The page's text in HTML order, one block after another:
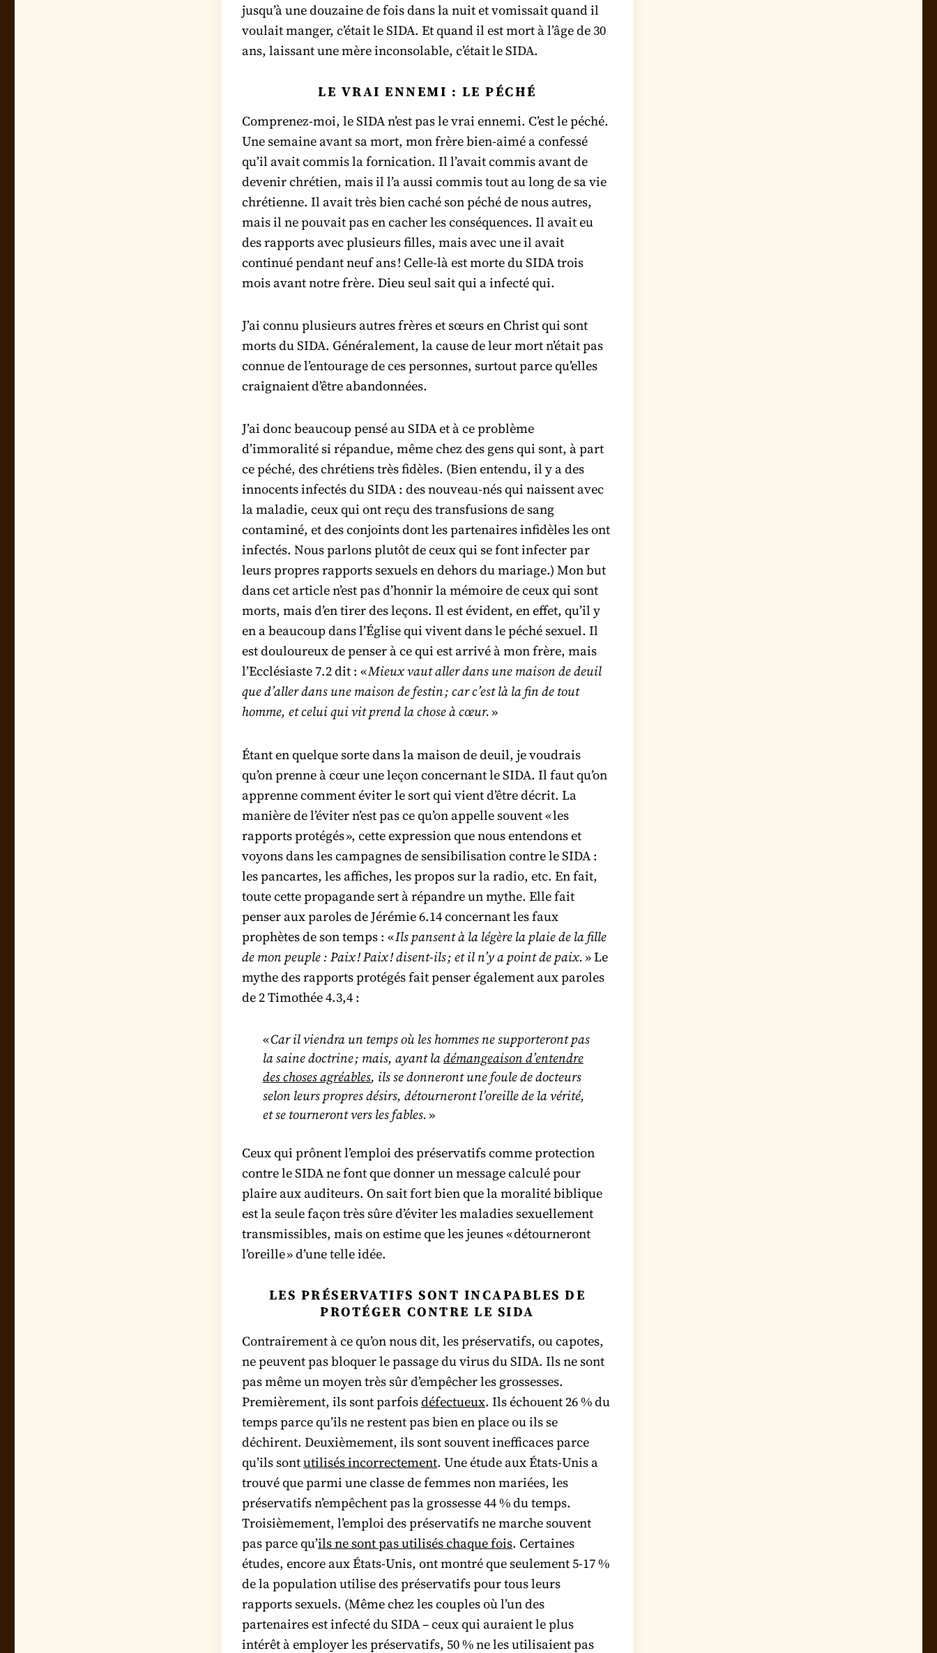
jusqu’à une douzaine de fois dans la nuit et vomissait quand il
voulait manger, c’était le SIDA. Et quand il est mort à l’âge de 30
ans, laissant une mère inconsolable, c’était le SIDA.
LE VRAI ENNEMI : LE PÉCHÉ
Comprenez-moi, le SIDA n’est pas le vrai ennemi. C’est le péché.
Une semaine avant sa mort, mon frère bien-aimé a confessé
qu’il avait commis la fornication. Il l’avait commis avant de
devenir chrétien, mais il l’a aussi commis tout au long de sa vie
chrétienne. Il avait très bien caché son péché de nous autres,
mais il ne pouvait pas en cacher les conséquences. Il avait eu
des rapports avec plusieurs filles, mais avec une il avait
continué pendant neuf ans ! Celle-là est morte du SIDA trois
mois avant notre frère. Dieu seul sait qui a infecté qui.
J’ai connu plusieurs autres frères et sœurs en Christ qui sont
morts du SIDA. Généralement, la cause de leur mort n’était pas
connue de l’entourage de ces personnes, surtout parce qu’elles
craignaient d’être abandonnées.
J’ai donc beaucoup pensé au SIDA et à ce problème
d’immoralité si répandue, même chez des gens qui sont, à part
ce péché, des chrétiens très fidèles. (Bien entendu, il y a des
innocents infectés du SIDA : des nouveau-nés qui naissent avec
la maladie, ceux qui ont reçu des transfusions de sang
contaminé, et des conjoints dont les partenaires infidèles les ont
infectés. Nous parlons plutôt de ceux qui se font infecter par
leurs propres rapports sexuels en dehors du mariage.) Mon but
dans cet article n’est pas d’honnir la mémoire de ceux qui sont
morts, mais d’en tirer des leçons. Il est évident, en effet, qu’il y
en a beaucoup dans l’Église qui vivent dans le péché sexuel. Il
est douloureux de penser à ce qui est arrivé à mon frère, mais
l’Ecclésiaste 7.2 dit : «Mieux vaut aller dans une maison de deuil
que d’aller dans une maison de festin ; car c’est là la fin de tout
homme, et celui qui vit prend la chose à cœur.»
Étant en quelque sorte dans la maison de deuil, je voudrais
qu’on prenne à cœur une leçon concernant le SIDA. Il faut qu’on
apprenne comment éviter le sort qui vient d’être décrit. La
manière de l’éviter n’est pas ce qu’on appelle souvent « les
rapports protégés », cette expression que nous entendons et
voyons dans les campagnes de sensibilisation contre le SIDA :
les pancartes, les affiches, les propos sur la radio, etc. En fait,
toute cette propagande sert à répandre un mythe. Elle fait
penser aux paroles de Jérémie 6.14 concernant les faux
prophètes de son temps : «Ils pansent à la légère la plaie de la fille
de mon peuple : Paix ! Paix ! disent-ils ; et il n’y a point de paix.» Le
mythe des rapports protégés fait penser également aux paroles
de 2 Timothée 4.3,4 :
«Car il viendra un temps où les hommes ne supporteront pas
la saine doctrine ; mais, ayant ladémangeaison d’entendre
des choses agréables, ils se donneront une foule de docteurs
selon leurs propres désirs, détourneront l’oreille de la vérité,
et se tourneront vers les fables.»
Ceux qui prônent l’emploi des préservatifs comme protection
contre le SIDA ne font que donner un message calculé pour
plaire aux auditeurs. On sait fort bien que la moralité biblique
est la seule façon très sûre d’éviter les maladies sexuellement
transmissibles, mais on estime que les jeunes « détourneront
l’oreille » d’une telle idée.
LES PRÉSERVATIFS SONT INCAPABLES DE
PROTÉGER CONTRE LE SIDA
Contrairement à ce qu’on nous dit, les préservatifs, ou capotes,
ne peuvent pas bloquer le passage du virus du SIDA. Ils ne sont
pas même un moyen très sûr d’empêcher les grossesses.
Premièrement, ils sont parfoisdéfectueux. Ils échouent 26 % du
temps parce qu’ils ne restent pas bien en place ou ils se
déchirent. Deuxièmement, ils sont souvent inefficaces parce
qu’ils sontutilisés incorrectement. Une étude aux États-Unis a
trouvé que parmi une classe de femmes non mariées, les
préservatifs n’empêchent pas la grossesse 44 % du temps.
Troisièmement, l’emploi des préservatifs ne marche souvent
pas parce qu’ils ne sont pas utilisés chaque fois. Certaines
études, encore aux États-Unis, ont montré que seulement 5-17 %
de la population utilise des préservatifs pour tous leurs
rapports sexuels. (Même chez les couples où l’un des
partenaires est infecté du SIDA – ceux qui auraient le plus
intérêt à employer les préservatifs, 50 % ne les utilisaient pas